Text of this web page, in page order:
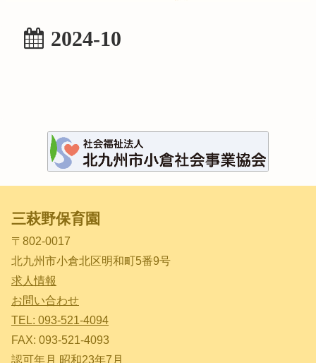
2024-10
三萩野保育園
〒802-0017
北九州市小倉北区明和町5番9号
求人情報
お問い合わせ
TEL: 093-521-4094
FAX: 093-521-4093
認可年月 昭和23年7月